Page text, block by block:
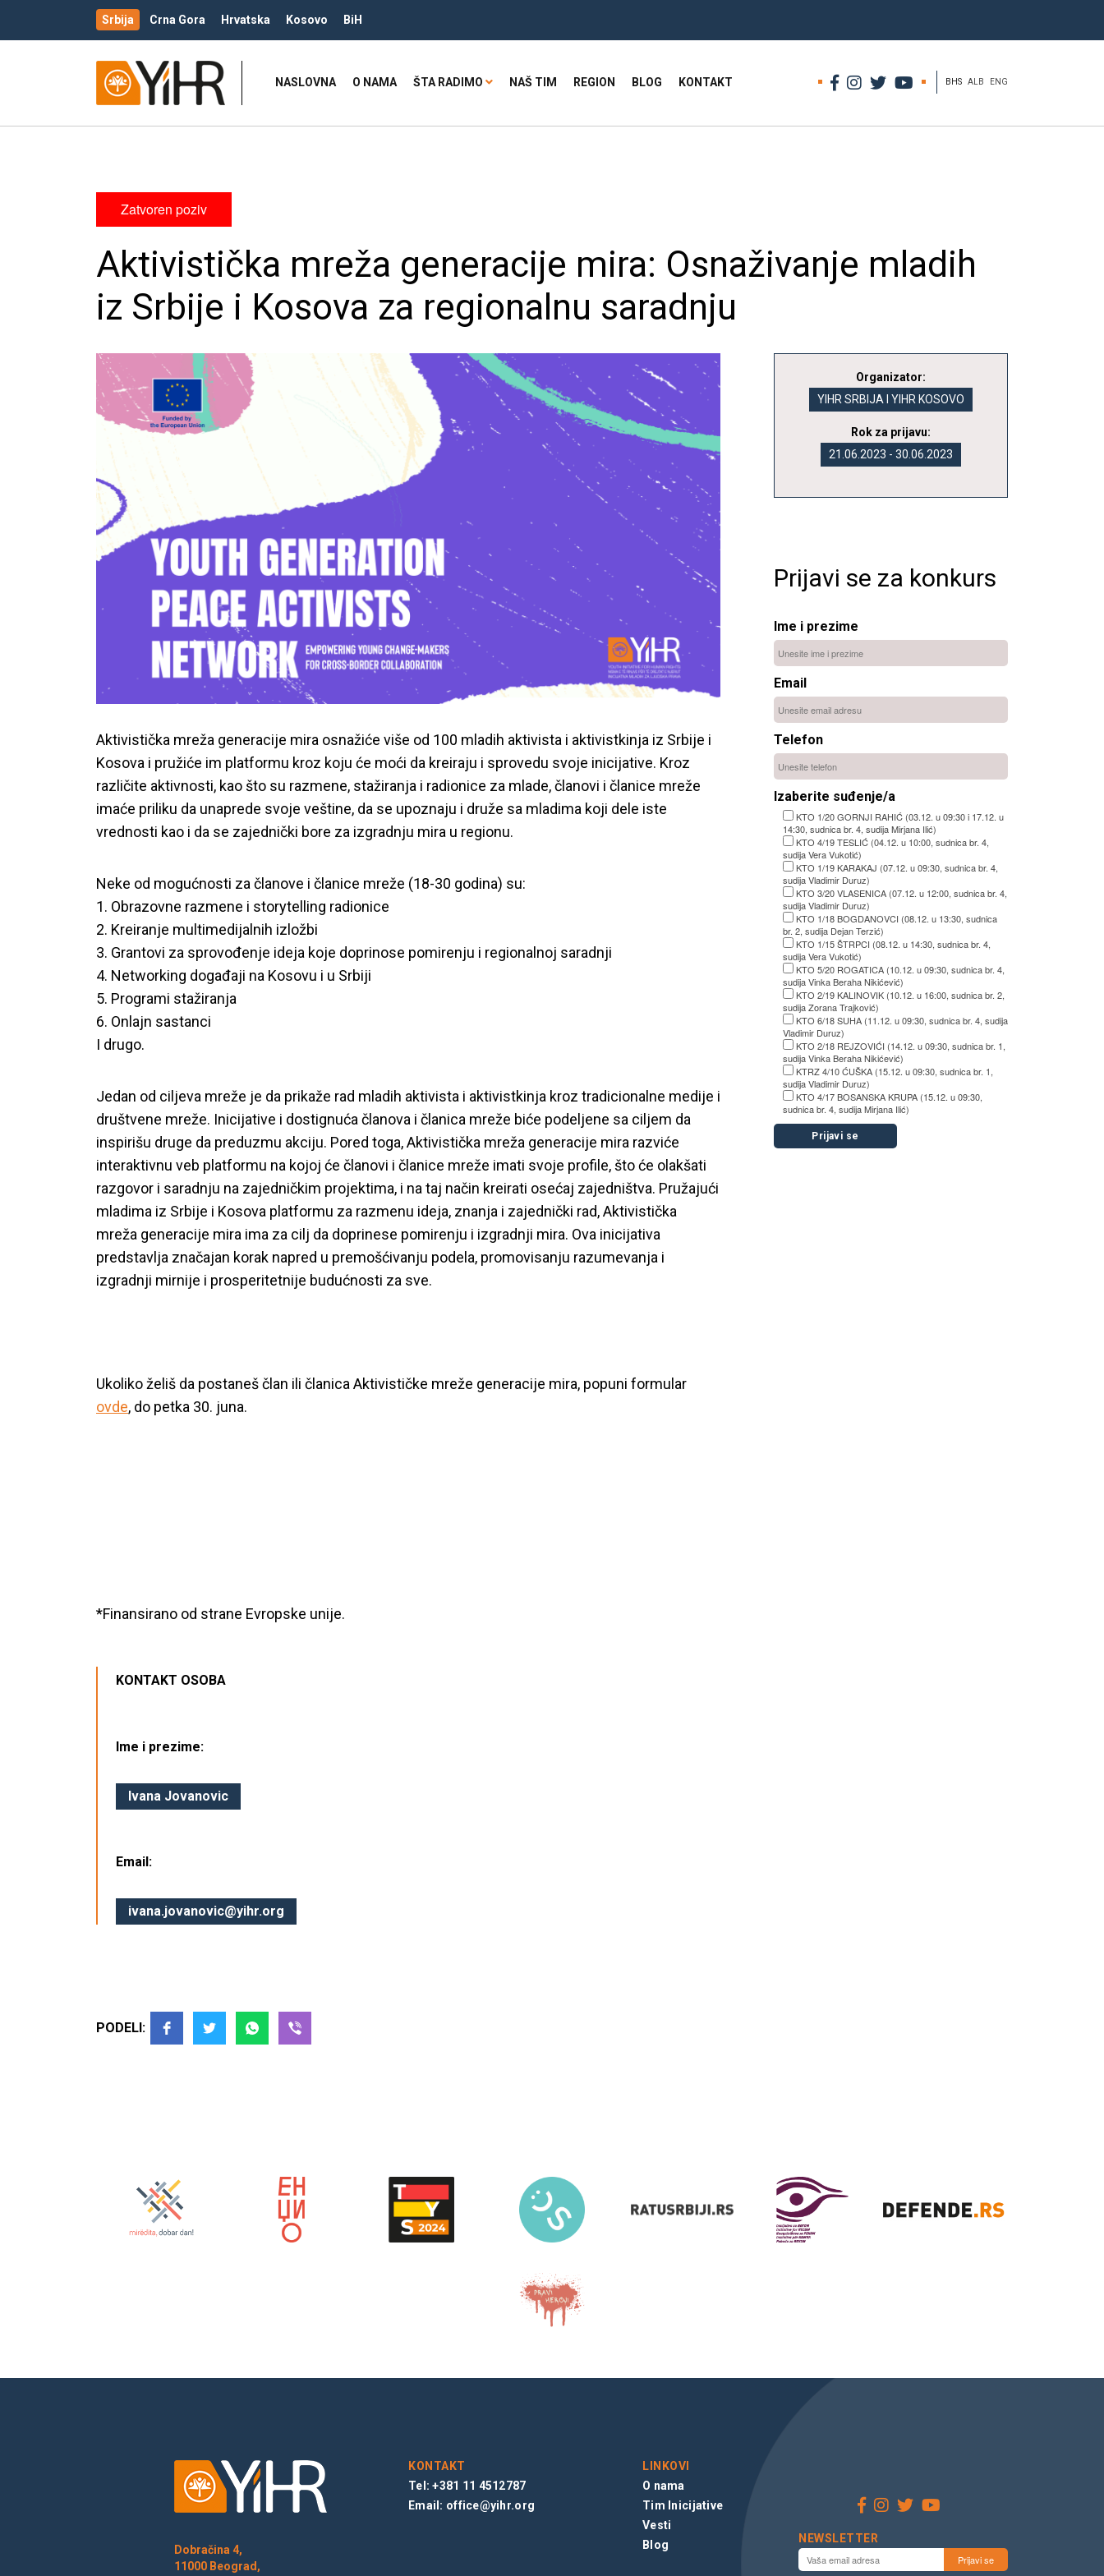
Srbija Crna Gora Hrvatska Kosovo BiH
NASLOVNA O NAMA ŠTA RADIMO NAŠ TIM REGION BLOG KONTAKT BHS ALB ENG
Zatvoren poziv
Aktivistička mreža generacije mira: Osnaživanje mladih
iz Srbije i Kosova za regionalnu saradnju
Aktivistička mreža generacije mira osnažiće više od 100 mladih aktivista i aktivistkinja iz Srbije i
Kosova i pružiće im platformu kroz koju će moći da kreiraju i sprovedu svoje inicijative. Kroz
različite aktivnosti, kao što su razmene, stažiranja i radionice za mlade, članovi i članice mreže
imaće priliku da unaprede svoje veštine, da se upoznaju i druže sa mladima koji dele iste
vrednosti kao i da se zajednički bore za izgradnju mira u regionu.
Neke od mogućnosti za članove i članice mreže (18-30 godina) su:
1. Obrazovne razmene i storytelling radionice
2. Kreiranje multimedijalnih izložbi
3. Grantovi za sprovođenje ideja koje doprinose pomirenju i regionalnoj saradnji
4. Networking događaji na Kosovu i u Srbiji
5. Programi stažiranja
6. Onlajn sastanci
I drugo.
Jedan od ciljeva mreže je da prikaže rad mladih aktivista i aktivistkinja kroz tradicionalne medije i
društvene mreže. Inicijative i dostignuća članova i članica mreže biće podeljene sa ciljem da
inspirišu druge da preduzmu akciju. Pored toga, Aktivistička mreža generacije mira razviće
interaktivnu veb platformu na kojoj će članovi i članice mreže imati svoje profile, što će olakšati
razgovor i saradnju na zajedničkim projektima, i na taj način kreirati osećaj zajedništva. Pružajući
mladima iz Srbije i Kosova platformu za razmenu ideja, znanja i zajednički rad, Aktivistička
mreža generacije mira ima za cilj da doprinese pomirenju i izgradnji mira. Ova inicijativa
predstavlja značajan korak napred u premošćivanju podela, promovisanju razumevanja i
izgradnji mirnije i prosperitetnije budućnosti za sve.
Ukoliko želiš da postaneš član ili članica Aktivističke mreže generacije mira, popuni formular
ovde, do petka 30. juna.
*Finansirano od strane Evropske unije.
KONTAKT OSOBA
Ime i prezime:
Ivana Jovanovic
Email:
ivana.jovanovic@yihr.org
PODELI:
Organizator:
YIHR SRBIJA I YIHR KOSOVO
Rok za prijavu:
21.06.2023 - 30.06.2023
Prijavi se za konkurs
Ime i prezime
Email
Telefon
Izaberite suđenje/a
KTO 1/20 GORNJI RAHIĆ (03.12. u 09:30 i 17.12. u
14:30, sudnica br. 4, sudija Mirjana Ilić)
KTO 4/19 TESLIĆ (04.12. u 10:00, sudnica br. 4,
sudija Vera Vukotić)
KTO 1/19 KARAKAJ (07.12. u 09:30, sudnica br. 4,
sudija Vladimir Duruz)
KTO 3/20 VLASENICA (07.12. u 12:00, sudnica br. 4,
sudija Vladimir Duruz)
KTO 1/18 BOGDANOVCI (08.12. u 13:30, sudnica
br. 2, sudija Dejan Terzić)
KTO 1/15 ŠTRPCI (08.12. u 14:30, sudnica br. 4,
sudija Vera Vukotić)
KTO 5/20 ROGATICA (10.12. u 09:30, sudnica br. 4,
sudija Vinka Beraha Nikićević)
KTO 2/19 KALINOVIK (10.12. u 16:00, sudnica br. 2,
sudija Zorana Trajković)
KTO 6/18 SUHA (11.12. u 09:30, sudnica br. 4, sudija
Vladimir Duruz)
KTO 2/18 REJZOVIĆI (14.12. u 09:30, sudnica br. 1,
sudija Vinka Beraha Nikićević)
KTRZ 4/10 ĆUŠKA (15.12. u 09:30, sudnica br. 1,
sudija Vladimir Duruz)
KTO 4/17 BOSANSKA KRUPA (15.12. u 09:30,
sudnica br. 4, sudija Mirjana Ilić)
Prijavi se
Dobračina 4,
11000 Beograd,
KONTAKT
Tel: +381 11 4512787
Email: office@yihr.org
LINKOVI
O nama
Tim Inicijative
Vesti
Blog
NEWSLETTER